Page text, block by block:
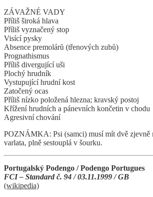
ZÁVAŽNÉ VADY
Příliš široká hlava
Příliš vyznačený stop
Visící pysky
Absence premolárů (třenových zubů)
Prognathismus
Příliš divergující uši
Plochý hrudník
Vystupující hrudní kost
Zatočený ocas
Příliš nízko položená hlezna; kravský postoj
Křížení hrudních a pánevních končetin v chodu
Agresivní chování
POZNÁMKA: Psi (samci) musí mít dvě zjevně
varlata, plně sestouplá v šourku.
Portugalský Podengo / Podengo Portugues
FCI – Standard č. 94 / 03.11.1999 / GB
(wikipedia)